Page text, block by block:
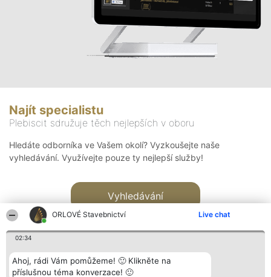
ORLOVÉ Stavebnictví Live chat
02:34
Ahoj, rádi Vám pomůžeme! 🙂 Klikněte na
příslušnou téma konverzace! 🙂
Najít specialistu
Plebiscit sdružuje těch nejlepších v oboru
Hledáte odborníka ve Vašem okolí? Vyzkoušejte naše
vyhledávání. Využívejte pouze ty nejlepší služby!
Vyhledávání